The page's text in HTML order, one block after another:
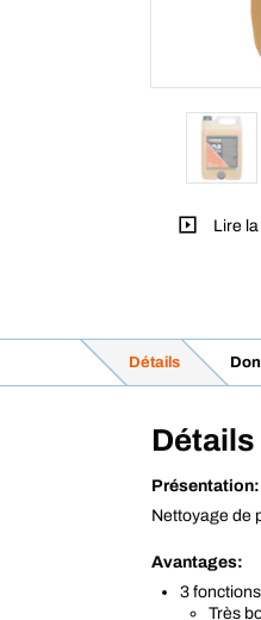
Lire
Détails
Détails
Présentation:
Nettoyage de
Avantages:
3
Très